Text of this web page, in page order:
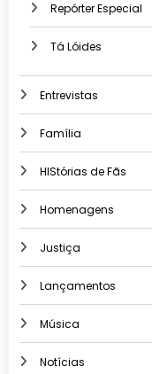
Repórter Especial
Tá Lóides
Entrevistas
Família
HIStórias de Fãs
Homenagens
Justiça
Lançamentos
Música
Notícias